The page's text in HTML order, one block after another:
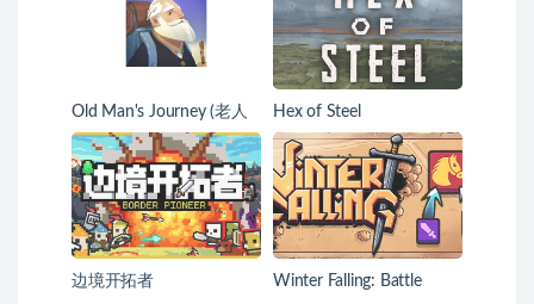
Old Man's Journey (老人
之旅)
Hex of Steel
边境开拓者
Winter Falling: Battle